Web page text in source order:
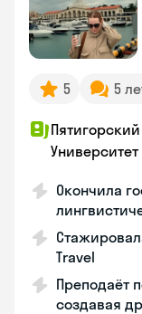
5 5
Университет
Окончила
Travel
Преподаёт
создавая